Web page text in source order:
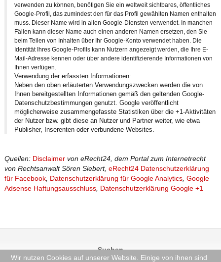
verwenden zu können, benötigen Sie ein weltweit sichtbares, öffentliches
Google-Profil, das zumindest den für das Profil gewählten Namen enthalten
muss. Dieser Name wird in allen Google-Diensten verwendet. In manchen
Fällen kann dieser Name auch einen anderen Namen ersetzen, den Sie
beim Teilen von Inhalten über Ihr Google-Konto verwendet haben. Die
Identität Ihres Google-Profils kann Nutzern angezeigt werden, die Ihre E-
Mail-Adresse kennen oder über andere identifizierende Informationen von
Ihnen verfügen.
Verwendung der erfassten Informationen:
Neben den oben erläuterten Verwendungszwecken werden die von
Ihnen bereitgestellten Informationen gemäß den geltenden Google-
Datenschutzbestimmungen genutzt. Google veröffentlicht
möglicherweise zusammengefasste Statistiken über die +1-Aktivitäten
der Nutzer bzw. gibt diese an Nutzer und Partner weiter, wie etwa
Publisher, Inserenten oder verbundene Websites.
Quellen: Disclaimervon eRecht24, dem Portal zum Internetrecht
von Rechtsanwalt Sören Siebert, eRecht24 Datenschutzerklärung
für Facebook, Datenschutzerklärung für Google Analytics, Google
Adsense Haftungsausschluss, Datenschutzerklärung Google +1
Suchen
Wir nutzen Cookies auf unserer Website. Einige von ihnen sind